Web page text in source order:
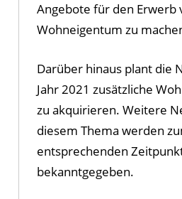
Angebote für den Erwerb
Wohneigentum zu
Darüber hinaus plant die
Jahr 2021 zusätzliche
zu akquirieren. Weitere
diesem Thema werden
entsprechenden
bekanntgegeben.